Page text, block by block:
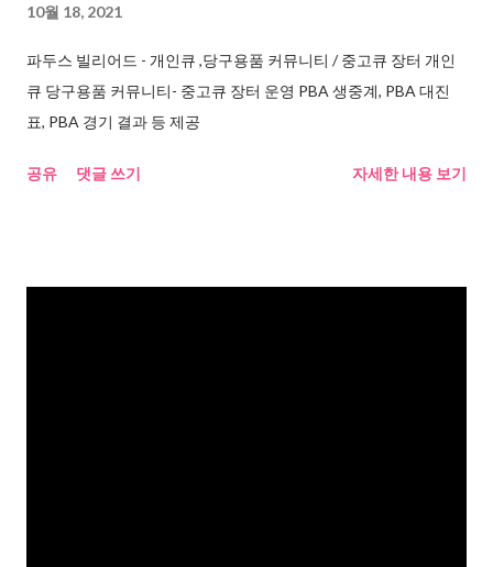
10월 18, 2021
파두스 빌리어드 - 개인큐 ,당구용품 커뮤니티 / 중고큐 장터 개인
큐 당구용품 커뮤니티- 중고큐 장터 운영 PBA 생중계, PBA 대진
표, PBA 경기 결과 등 제공
공유 댓글 쓰기 자세한 내용 보기